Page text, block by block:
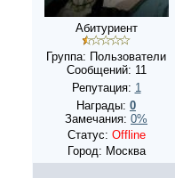
Абитуриент
Группа: Пользователи
Сообщений: 11
Репутация: 1
Награды: 0
Замечания: 0%
Статус: Offline
Город: Москва